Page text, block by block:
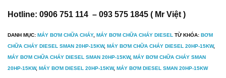
Hotline: 0906 751 114 – 093 575 1845 ( Mr Việt )
DANH MỤC: MÁY BƠM CHỮA CHÁY, MÁY BƠM CHỮA CHÁY DIESEL TỪ KHÓA: BƠM
CHỮA CHÁY DIESEL SMAN 20HP-15KW, MÁY BƠM CHỮA CHÁY DIESEL 20HP-15KW,
MÁY BƠM CHỮA CHÁY DIESEL SMAN 20HP-15KW, MÁY BƠM CHỮA CHÁY SMAN
20HP-15KW, MÁY BƠM DIESEL 20HP-15KW, MÁY BƠM DIESEL SMAN 20HP-15KW